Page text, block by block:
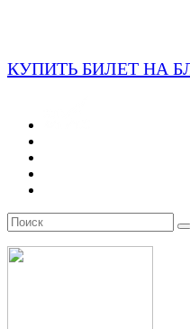
КУПИТЬ БИЛЕТ НА